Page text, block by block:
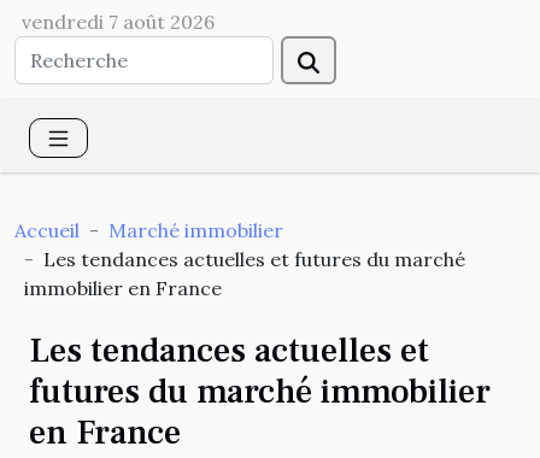
vendredi 7 août 2026
Accueil
Marché immobilier
Les tendances actuelles et futures du marché
immobilier en France
Les tendances actuelles et
futures du marché immobilier
en France